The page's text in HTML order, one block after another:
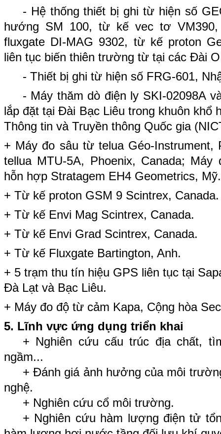
- Hệ thống thiết bị ghi từ hiện số
hướng SM 100, từ kế vec tơ
fluxgate DI-MAG 9302, từ kế proton
liên tục biến thiên trường từ tại các Đài
- Thiết bị ghi từ hiện số FRG-601,
- Máy thăm dò điện ly SKI-02098A
lắp đặt tại Đài Bạc Liêu trong khuôn khổ
Thông tin và Truyền thông Quốc gia
+ Máy đo sâu từ telua Géo-
tellua MTU-5A, Phoenix, Canada;
hỗn hợp Stratagem EH4 Geometrics, Mỹ.
+ Từ kế proton GSM 9 Scintrex, Canada.
+ Từ kế Envi Mag Scintrex, Canada.
+ Từ kế Envi Grad Scintrex, Canada.
+ Từ kế Fluxgate Bartington, Anh.
+ 5 trạm thu tín hiệu GPS liên tục tại
Đà Lạt và Bạc Liêu.
+ Máy đo độ từ cảm Kapa, Cộng hòa
5. Lĩnh vực ứng dụng triển khai
+ Nghiên cứu cấu trúc địa chất,
ngầm...
+ Đánh giá ảnh hưởng của môi
nghệ.
+ Nghiên cứu cổ môi trường.
+ Nghiên cứu hàm lượng điện tử